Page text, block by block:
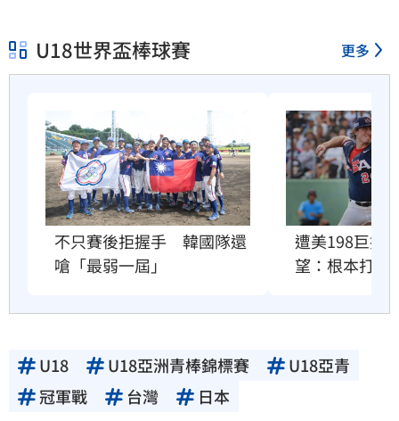
U18世界盃棒球賽 更多
不只賽後拒握手　韓國隊還
嗆「最弱一屆」
遭美198巨投
望：根本打不
U18 U18亞洲青棒錦標賽
U18亞青
冠軍戰
台灣 日本